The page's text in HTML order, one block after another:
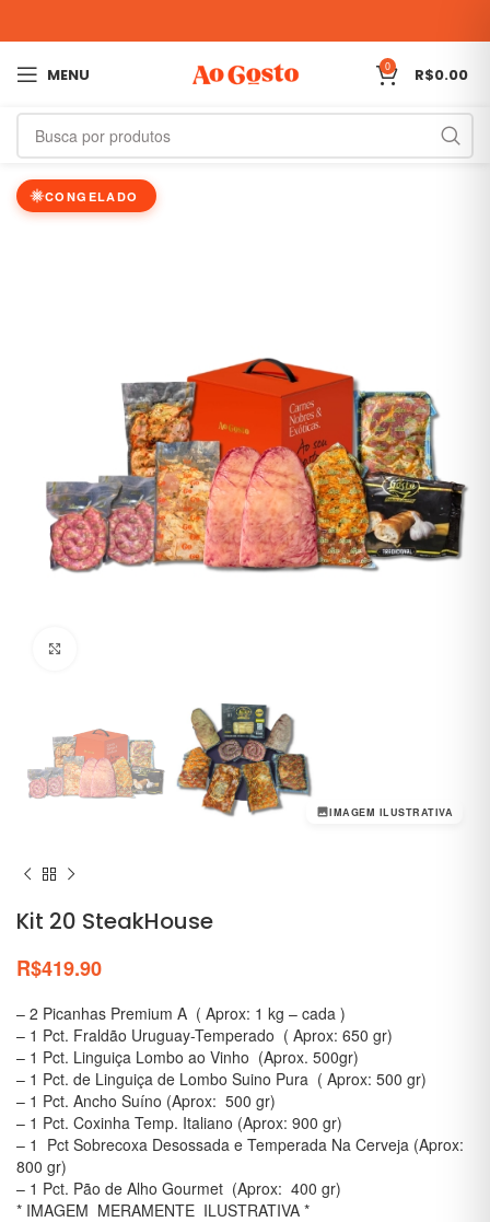
MENU 0 R$0.00
IMAGEM ILUSTRATIVA
CONGELADO
Kit 20 SteakHouse
R$419.90
– 2 Picanhas Premium A ( Aprox: 1 kg – cada )
– 1 Pct. Fraldão Uruguay-Temperado ( Aprox: 650 gr)
– 1 Pct. Linguiça Lombo ao Vinho (Aprox. 500gr)
– 1 Pct. de Linguiça de Lombo Suino Pura ( Aprox: 500 gr)
– 1 Pct. Ancho Suíno (Aprox: 500 gr)
– 1 Pct. Coxinha Temp. Italiano (Aprox: 900 gr)
– 1 Pct Sobrecoxa Desossada e Temperada Na Cerveja (Aprox:
800 gr)
– 1 Pct. Pão de Alho Gourmet (Aprox: 400 gr)
* IMAGEM MERAMENTE ILUSTRATIVA *